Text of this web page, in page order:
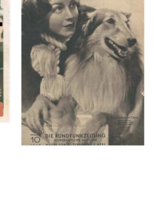
HÖR ZU! – 1949, NUMMER 10,
Woche vom 27. Februar bis 05.
März